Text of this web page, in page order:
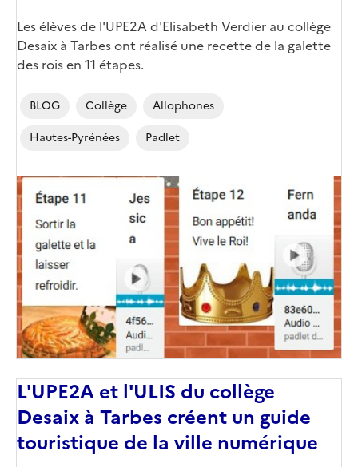
Les élèves de l'UPE2A d'Elisabeth Verdier au collège
Desaix à Tarbes ont réalisé une recette de la galette
des rois en 11 étapes.
BLOG Collège
Allophones
Hautes-Pyrénées
Padlet
L'UPE2A et l'ULIS du collège
Desaix à Tarbes créent un guide
touristique de la ville numérique